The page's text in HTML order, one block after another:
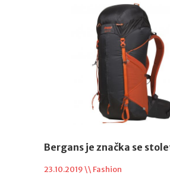
Bergans je značka se
23.10.2019 \\ Fashion